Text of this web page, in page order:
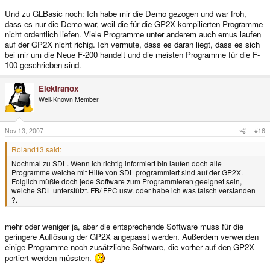
Und zu GLBasic noch: Ich habe mir die Demo gezogen und war froh,
dass es nur die Demo war, weil die für die GP2X kompilierten Programme
nicht ordentlich liefen. Viele Programme unter anderem auch emus laufen
auf der GP2X nicht richig. Ich vermute, dass es daran liegt, dass es sich
bei mir um die Neue F-200 handelt und die meisten Programme für die F-
100 geschrieben sind.
Elektranox
Well-Known Member
Nov 13, 2007 #16
Roland13 said:
Nochmal zu SDL. Wenn ich richtig informiert bin laufen doch alle
Programme welche mit Hilfe von SDL programmiert sind auf der GP2X.
Folglich müßte doch jede Software zum Programmieren geeignet sein,
welche SDL unterstützt. FB/ FPC usw. oder habe ich was falsch verstanden
?.
mehr oder weniger ja, aber die entsprechende Software muss für die
geringere Auflösung der GP2X angepasst werden. Außerdem verwenden
einige Programme noch zusätzliche Software, die vorher auf den GP2X
portiert werden müssten.